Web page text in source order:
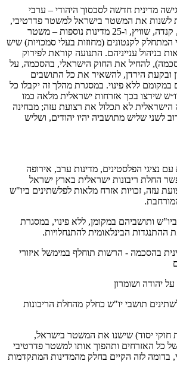
מדינית חדשה לסכסוך היהודי – ערבי
לשנות את המשטר בישראל למשטר פדרטיבי,
בדומה למשטר בארה"ב, קנדה, שוויץ, ו-25 מדינות נוספות – משטר
לקנטונים (מחוזות בעלי סמכויות) שיש
בניהול ענייניהם. התנועה קוראת לפירוק
להחיל את החוק הישראלי, בהסכמה, על
ובקעת הירדן, להשאיר את כל התושבים
במקומם ללא פינוי. במסגרת מהלך זה יקבלו כל
שירצו בכך אזרחות ישראלית מלאה כמו
הישראלית לא תכלול את רצועת עזה; מבחינה
לשני שליש מתושביה יהיו יהודים, ושליש
עם נציגי הפלסטינים, מדינות ערב, אירופה
החלת ריבונות ישראלית בארץ ישראל
עזה, זכויות אזרח מלאות לפלשתינים ביו"ש
ותושביהם במקומן, ללא פינוי, במסגרת
הבינלאומית להתנחלויות.
בהסכמה - הרשות תוחלף במימשל איזורי
תושבי יו"ש כחלק מהחלת הריבונות
חוקי יסוד) שישנו את המשטר בישראל,
כל האזרחים ותהפוך אותו למשטר פדרטיבי
בדומה לזה הקיים בחלק מהמדינות המתקדמות